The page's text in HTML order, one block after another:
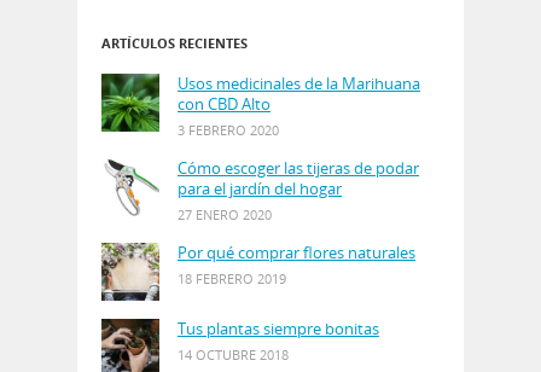
ARTÍCULOS RECIENTES
Usos medicinales de la Marihuana
con CBD Alto
3 FEBRERO 2020
Cómo escoger las tijeras de podar
para el jardín del hogar
27 ENERO 2020
Por qué comprar flores naturales
18 FEBRERO 2019
Tus plantas siempre bonitas
14 OCTUBRE 2018